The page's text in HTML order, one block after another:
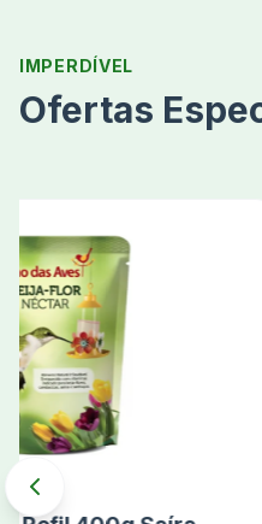
IMPERDÍVEL
Ofertas
11% OFF